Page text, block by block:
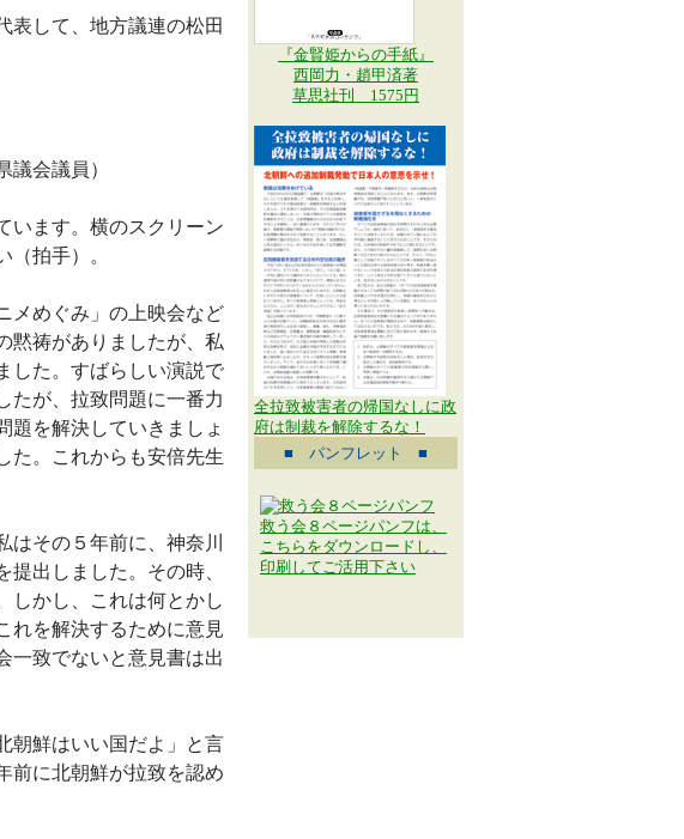
して、地方議連の松田
会議員）
います。横のスクリーン
拍手）。
メめぐみ」の上映会など
黙祷がありましたが、私
した。すばらしい演説で
たが、拉致問題に一番力
題を解決していきましょ
た。これからも安倍先生
その５年前に、神奈川
出しました。その時、
しかし、これは何とかし
れを解決するために意見
一致でないと意見書は出
朝鮮はいい国だよ」と言
前に北朝鮮が拉致を認め
『金賢姫からの手紙』
西岡力・趙甲済著
草思社刊 1575円
全拉致被害者の帰国なしに政
府は制裁を解除するな！
■ パンフレット ■
救う会８ページパンフは、
こちらをダウンロードし、
印刷してご活用下さい